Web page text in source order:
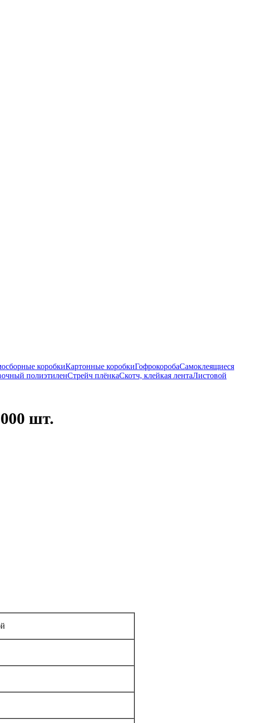
коробкиКартонные коробкиГофрокоробаСамоклеящиеся
полиэтиленСтрейч плёнкаСкотч, клейкая лентаЛистовой
шт.